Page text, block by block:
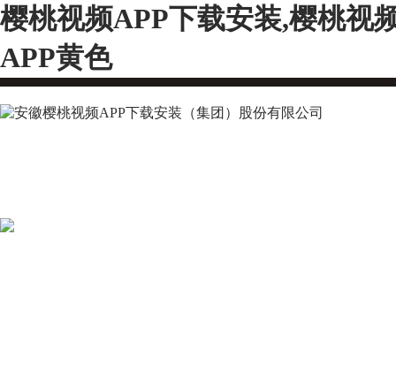
樱桃视频APP下载安装,樱桃视
APP黄色